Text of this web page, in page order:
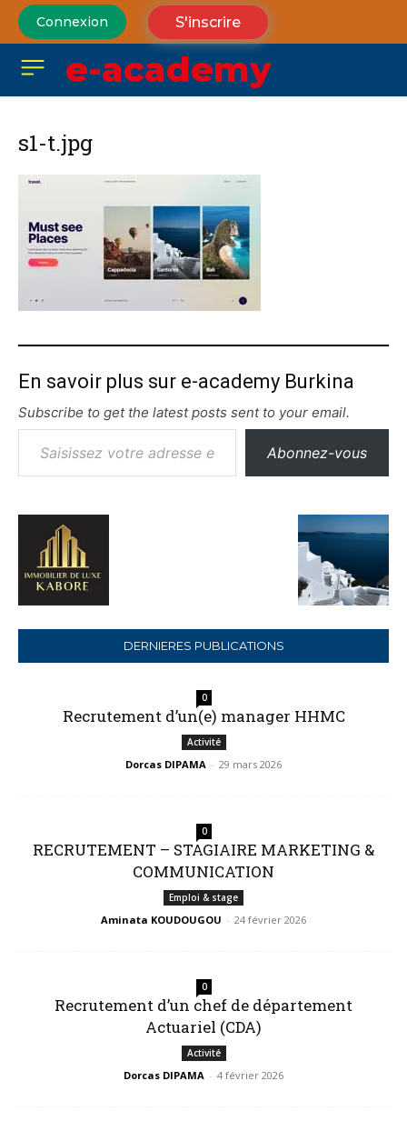
Connexion S'inscrire
e-academy
s1-t.jpg
En savoir plus sur e-academy Burkina
Subscribe to get the latest posts sent to your email.
Saisissez votre adresse e-mail…
Abonnez-vous
DERNIERES PUBLICATIONS
0
Recrutement d’un(e) manager HHMC
Activité
Dorcas DIPAMA - 29 mars 2026
0
RECRUTEMENT – STAGIAIRE MARKETING &
COMMUNICATION
Emploi & stage
Aminata KOUDOUGOU - 24 février 2026
0
Recrutement d’un chef de département
Actuariel (CDA)
Activité
Dorcas DIPAMA - 4 février 2026